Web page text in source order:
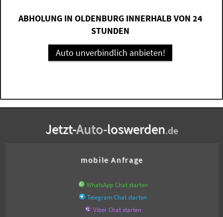
ABHOLUNG IN OLDENBURG INNERHALB VON 24
STUNDEN
Auto unverbindlich anbieten!
Jetzt-Auto-loswerden.de
mobile Anfrage
WhatsApp Chat starten
Telegram Chat starten
Viber Chat starten